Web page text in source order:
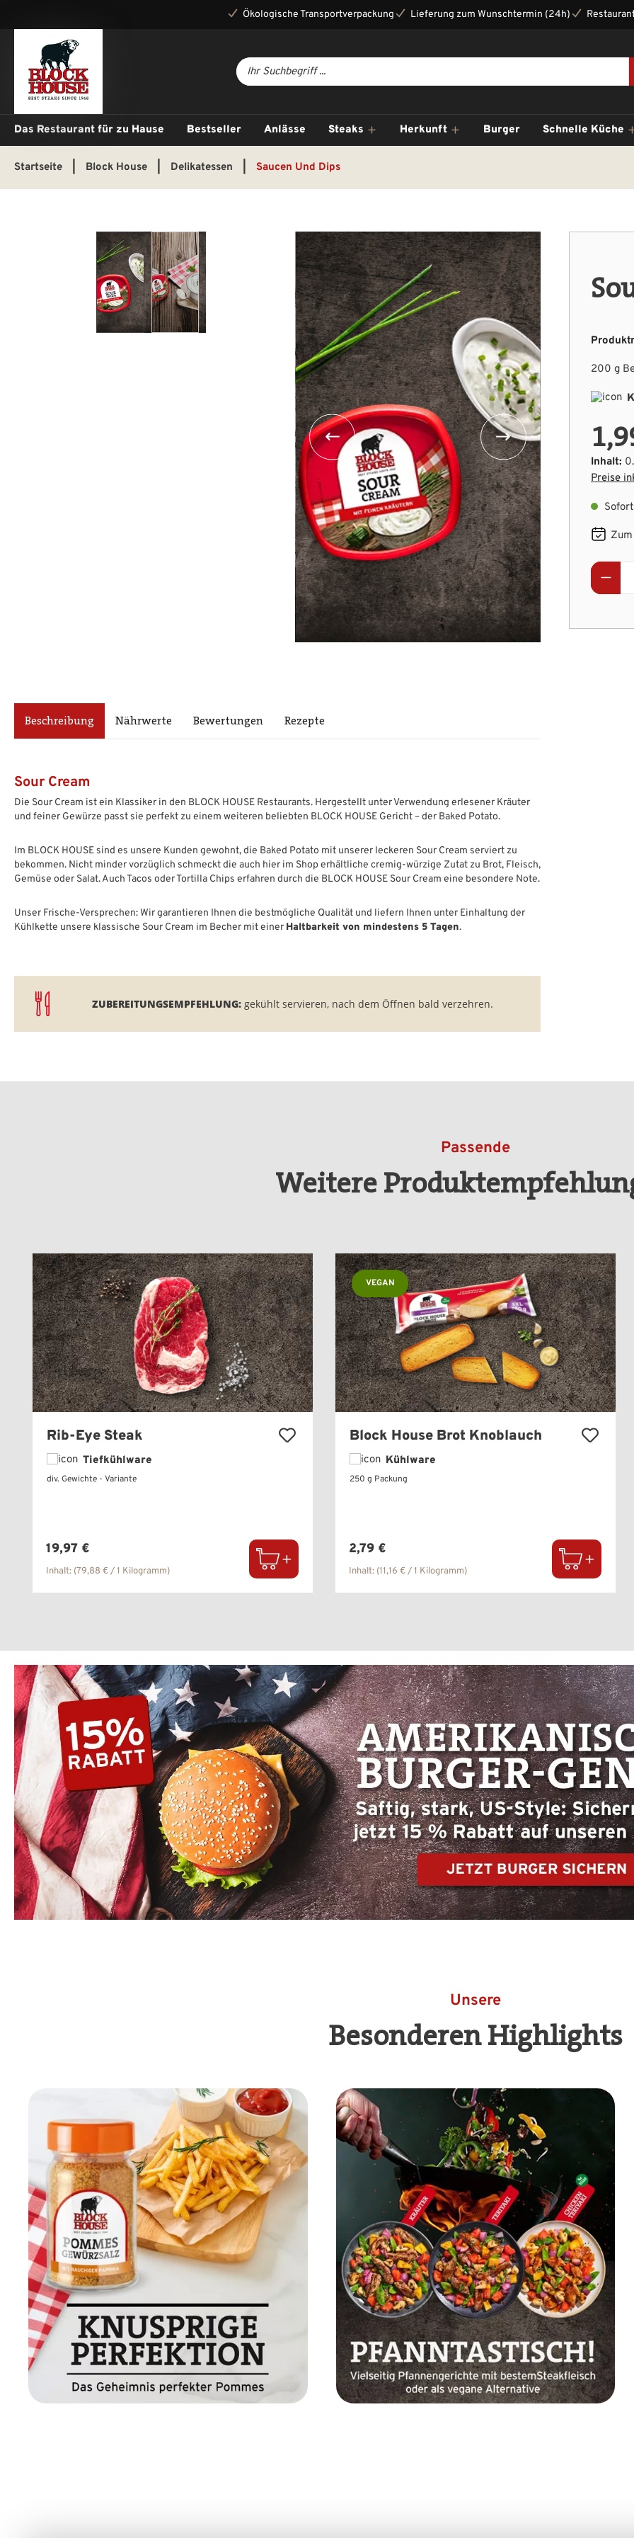
Ökologische Transportverpackung Lieferung zum Wunschtermin (24h)
Das Restaurant für zu Hause Bestseller Anlässe Steaks Herkunft Burger Schnelle Küche
Startseite Block House Delikatessen Saucen Und Dips
Bildergalerie überspringen
Beschreibung Nährwerte Bewertungen Rezepte
Sour Cream
Die Sour Cream ist ein Klassiker in den BLOCK HOUSE Restaurants. Hergestellt unter Verwendung erlesener Kräuter
und feiner Gewürze passt sie perfekt zu einem weiteren beliebten BLOCK HOUSE Gericht – der Baked Potato.
Im BLOCK HOUSE sind es unsere Kunden gewohnt, die Baked Potato mit unserer leckeren Sour Cream serviert zu
bekommen. Nicht minder vorzüglich schmeckt die auch hier im Shop erhältliche cremig-würzige Zutat zu Brot, Fleisch,
Gemüse oder Salat. Auch Tacos oder Tortilla Chips erfahren durch die BLOCK HOUSE Sour Cream eine besondere Note.
Unser Frische-Versprechen: Wir garantieren Ihnen die bestmögliche Qualität und liefern Ihnen unter Einhaltung der
Kühlkette unsere klassische Sour Cream im Becher mit einer Haltbarkeit von mindestens 5 Tagen.
ZUBEREITUNGSEMPFEHLUNG: gekühlt servieren, nach dem Öffnen bald verzehren.
200 g
Inhalt:
Preise
Passende
Weitere
Rib-Eye Steak
Tiefkühlware
div. Gewichte - Variante
Regulärer Preis:
19,97 €
Inhalt: (79,88 € / 1 Kilogramm)
VEGAN
Block House Brot Knoblauch
Kühlware
250 g Packung
Regulärer Preis:
2,79 €
Inhalt: (11,16 € / 1 Kilogramm)
Unsere
Besonderen Highlights